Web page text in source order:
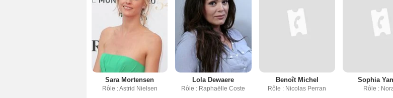
Sara Mortensen
Rôle : Astrid Nielsen
Lola Dewaere
Rôle : Raphaëlle Coste
Benoît Michel
Rôle : Nicolas Perran
Sophia
Rôle :